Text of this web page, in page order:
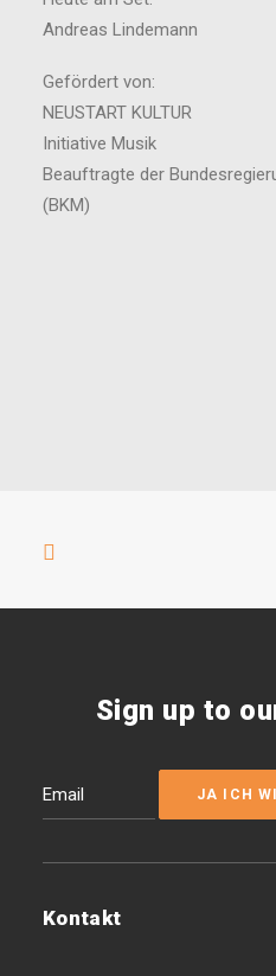
Andreas Lindemann
Gefördert von:
NEUSTART KULTUR
Initiative Musik
Beauftragte der
(BKM)
Sign up to
Kontakt